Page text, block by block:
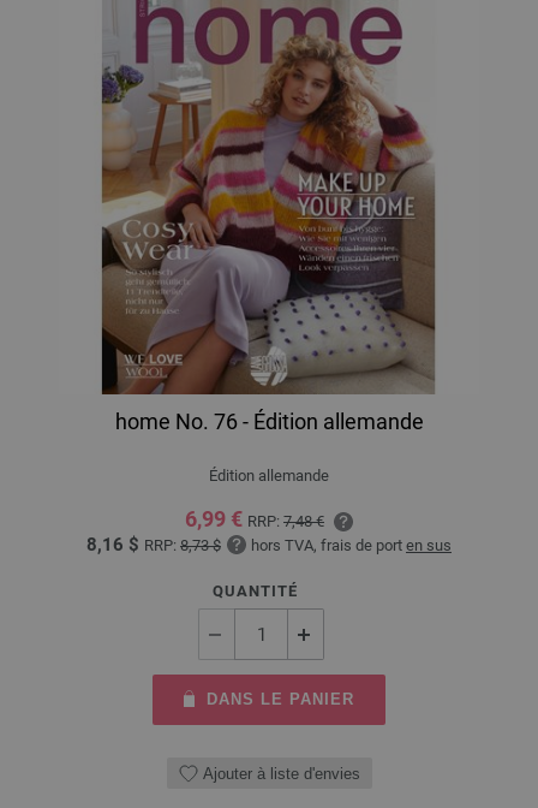
home No. 76 - Édition allemande
Édition allemande
6,99 € RRP: 7,48 €
8,16 $ RRP: 8,73 $ hors TVA, frais de port en sus
QUANTITÉ
DANS LE PANIER
Ajouter à liste d'envies